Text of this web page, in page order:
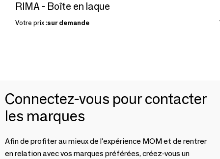
RIMA - Boîte en laque
Votre prix :sur demande
Connectez-vous pour contacter
les marques
Afin de profiter au mieux de l'expérience MOM et de rentrer
en relation avec vos marques préférées, créez-vous un